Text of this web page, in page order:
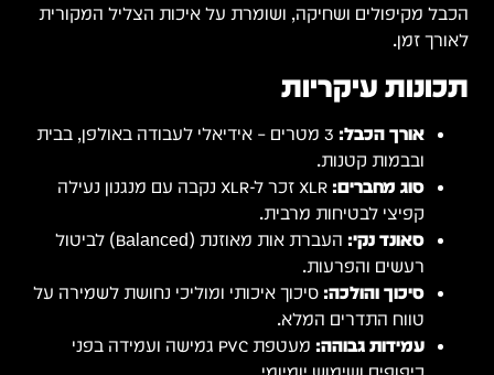
הכבל מקיפולים ושחיקה, ושומרת על איכות הצליל המקורית
לאורך זמן.
תכונות עיקריות
אורך הכבל:
3 מטרים – אידיאלי לעבודה באולפן, בבית
ובבמות קטנות.
סוג מחברים:
XLR זכר ל-XLR נקבה עם מנגנון נעילה
קפיצי לבטיחות מרבית.
סאונד נקי:
העברת אות מאוזנת (Balanced) לביטול
רעשים והפרעות.
סיכוך והולכה: סיכוך איכותי ומוליכי נחושת לשמירה על
טווח התדרים המלא.
עמידות גבוהה:
מעטפת PVC גמישה ועמידה בפני